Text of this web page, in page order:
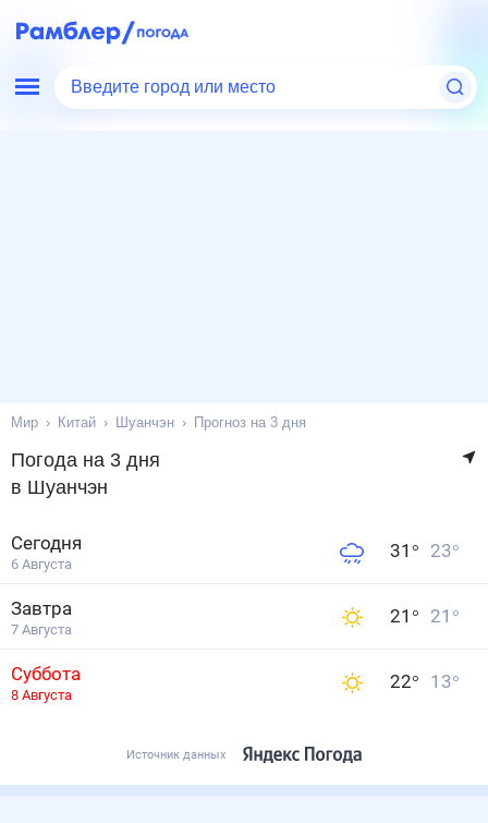
Введите город или место
Мир Китай Шуанчэн Прогноз на 3 дня
Погода на 3 дня
в Шуанчэн
Сегодня
6 Августа
31 ° 23°
Завтра
7 Августа
21 ° 21 °
Суббота
8 Августа
22° 13°
Источник данных